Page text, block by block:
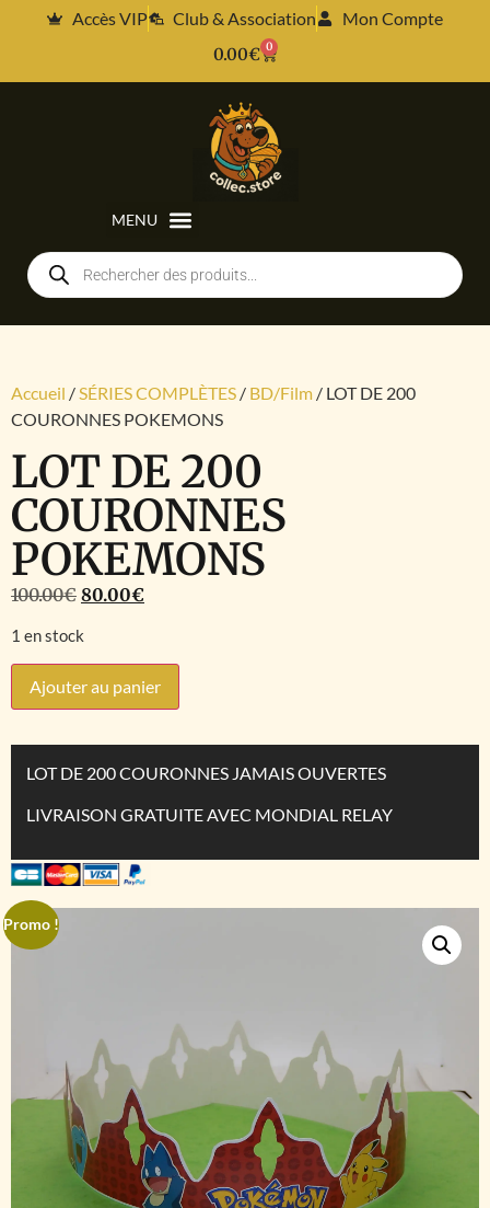
Accès VIP Club & Association
Mon Compte
0.00€ 0
Accueil /SÉRIES COMPLÈTES / BD/Film / LOT DE 200
COURONNES POKEMONS
LOT DE 200
COURONNES
POKEMONS
100.00€ 80.00€
1 en stock
Ajouter au panier
LOT DE 200 COURONNES JAMAIS OUVERTES
LIVRAISON GRATUITE AVEC MONDIAL RELAY
Promo !